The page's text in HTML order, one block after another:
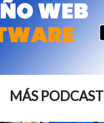
MÁS PODCAST